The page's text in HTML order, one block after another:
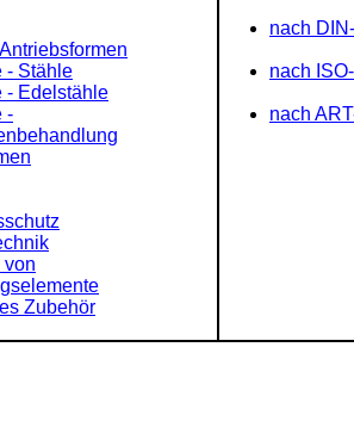
- Stähle
- Edelstähle
-
von
Zubehör
nach
nach
nach